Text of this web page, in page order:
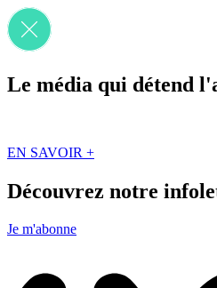
Le média qui détend
EN SAVOIR +
Découvrez notre
Je m'abonne